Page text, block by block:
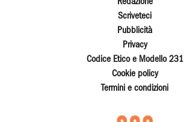
Redazione
Scriveteci
Pubblicità
Privacy
Codice Etico e Modello 231
Cookie policy
Termini e condizioni